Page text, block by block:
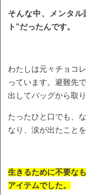
そんな中、メンタ
ト”だったんです。
わたしは元々チョコ
っています。避難先
出してバッグから取
たったひと口でも、
なり、涙が出たこと
生きるために不要な
アイテムでした。